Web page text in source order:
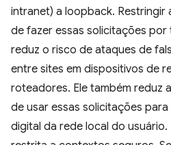
intranet) a loopback. Restringir
de fazer essas solicitações por
reduz o risco de ataques de
entre sites em dispositivos de
roteadores. Ele também reduz
de usar essas solicitações
digital da rede local do usuário.